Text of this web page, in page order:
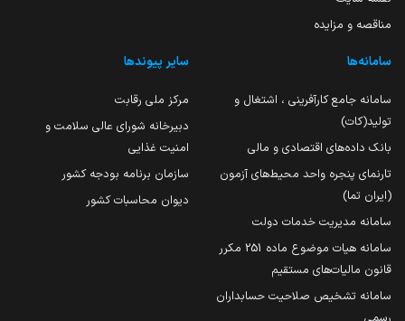
مناقصه و مزایده
سامانه‌ها
سامانه جامع کارآفرینی ، اشتغال و
تولید(کات)
بانک داده‌های اقتصادی و مالی
تارنمای پنجره واحد محیط‌های آزمون
(ایران تما)
سامانه مدیریت خدمات دولت
سامانه هیات موضوع ماده 251 مکرر
قانون مالیات‌های مستقیم
سامانه تشخیص صلاحیت حسابداران
سایر پیوندها
مرکز ملی رقابت
دبیرخانه شورای عالی سلامت و
امنیت غذایی
سازمان برنامه بودجه کشور
دیوان محاسبات کشور